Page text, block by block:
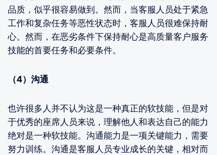
品质，似乎很容易做到。然而，当客服人员处于紧急
工作和复杂任务等恶性状态时，客服人员很难保持耐
心。然而，在恶劣条件下保持耐心是高质量客户服务
技能的首要任务和必要条件。
（4）沟通
也许很多人并不认为这是一种真正的软技能，但是对
于优秀的座席人员来说，理解他人和表达自己的能力
绝对是一种软技能。沟通能力是一项关键能力，需要
努力训练。沟通是客服人员专业成长的关键，相对而